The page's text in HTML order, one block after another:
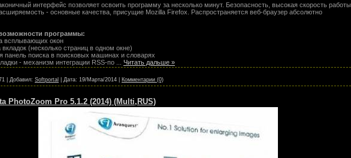
интерфейс позволяет освоить программу за несколько минут. Безопасность, высокая скорость работы,
- основные качества, присущие Mozilla Firefox. Распространяется веб-браузер абсолютно
программы:
всплывающих окон
(несколько страниц в одном окне)
панель поиска в поисковых машинах и словарях
- механизм интеграции RSS-по
Читать дальше »
Добавил: Softportal Дата: 19/Марта/2014 Комментарии (0)
PhotoZoom Pro 5.1.2 (2014) (Multi,RUS)